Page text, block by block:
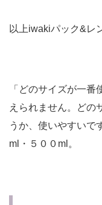
以上iwakiパック&レ
「どのサイズが一
えられません。どの
うか、使いやすいで
ml・５００ml。